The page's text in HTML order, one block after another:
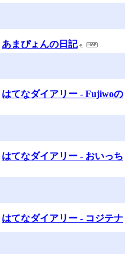
あまぴょんの日記
はてなダイアリー - Fujiwoの
はてなダイアリー - おいっち
はてなダイアリー - コジテナ